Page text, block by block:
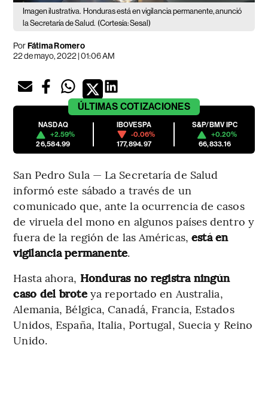
Imagen ilustrativa. Honduras está en vigilancia permanente, anunció
la Secretaría de Salud. (Cortesía: Sesal)
PorFátima Romero
22 de mayo, 2022 | 01:06 AM
ÚLTIMAS COTIZACIONES
NASDAQ
+2.59%
26,584.99
IBOVESPA
-0.06%
177,894.97
S&P/BMV IPC
+0.20%
66,833.16
San Pedro Sula — La Secretaría de Salud
informó este sábado a través de un
comunicado que, ante la ocurrencia de casos
de viruela del mono en algunos países dentro y
fuera de la región de las Américas, está en
vigilancia permanente.
Hasta ahora, Honduras no registra ningún
caso del brote ya reportado en Australia,
Alemania, Bélgica, Canadá, Francia, Estados
Unidos, España, Italia, Portugal, Suecia y Reino
Unido.